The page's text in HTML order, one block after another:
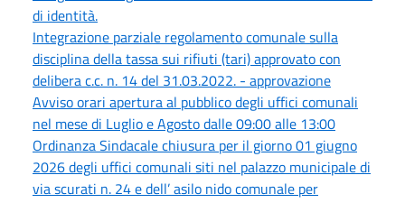
di identità.
Integrazione parziale regolamento comunale sulla
disciplina della tassa sui rifiuti (tari) approvato con
delibera c.c. n. 14 del 31.03.2022. - approvazione
Avviso orari apertura al pubblico degli uffici comunali
nel mese di Luglio e Agosto dalle 09:00 alle 13:00
Ordinanza Sindacale chiusura per il giorno 01 giugno
2026 degli uffici comunali siti nel palazzo municipale di
via scurati n. 24 e dell’ asilo nido comunale per